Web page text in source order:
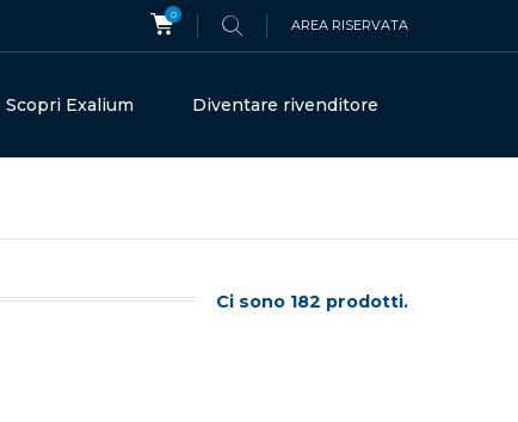
0
AREA RISERVATA
Scopri Exalium Diventare rivenditore
Ci sono 182 prodotti.